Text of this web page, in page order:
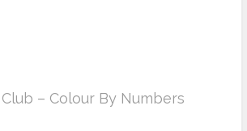
‎– Colour By Numbers